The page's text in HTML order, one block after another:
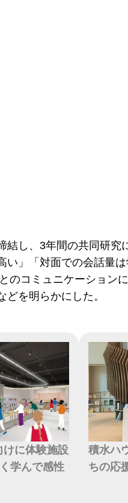
し、3年間の共同研究
い」「対面での会話量
のコミュニケーション
を明らかにした。
けに体験施設
学んで感性
積水ハ
ちの応